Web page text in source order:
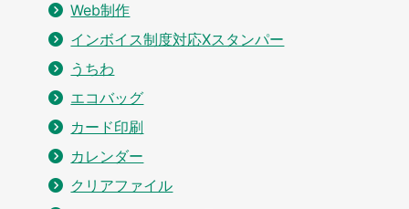
Web制作
インボイス制度対応Xスタンパー
うちわ
エコバッグ
カード印刷
カレンダー
クリアファイル